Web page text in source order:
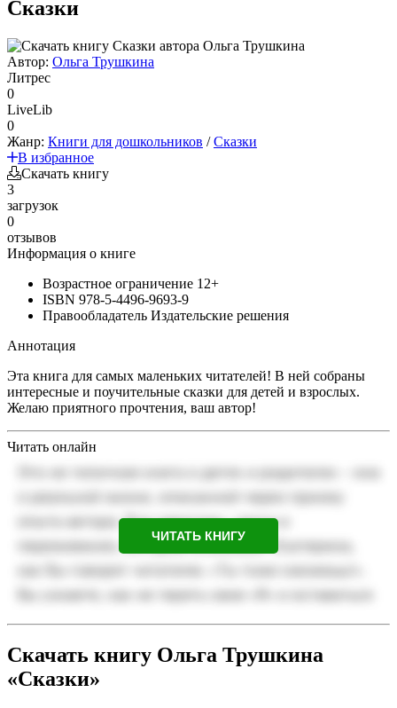
Сказки
Автор: Ольга Трушкина
Литрес
0
LiveLib
0
Жанр: Книги для дошкольников /Сказки
В избранное
Скачать книгу
3
загрузок
0
отзывов
Информация о книге
Возрастное ограничение 12+
ISBN 978-5-4496-9693-9
Правообладатель Издательские решения
Аннотация
Эта книга для самых маленьких читателей! В ней собраны
интересные и поучительные сказки для детей и взрослых.
Желаю приятного прочтения, ваш автор!
Читать онлайн
ЧИТАТЬ КНИГУ
Скачать книгу Ольга Трушкина
«Сказки»